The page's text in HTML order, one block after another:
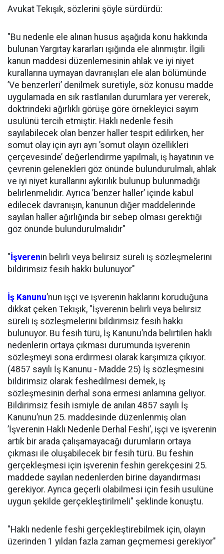
Avukat Tekışık, sözlerini şöyle sürdürdü:
"Bu nedenle ele alınan husus aşağıda konu hakkında
bulunan Yargıtay kararları ışığında ele alınmıştır. İlgili
kanun maddesi düzenlemesinin ahlak ve iyi niyet
kurallarına uymayan davranışları ele alan bölümünde
’Ve benzerleri’ denilmek suretiyle, söz konusu madde
uygulamada en sık rastlanılan durumlara yer vererek,
doktrindeki ağırlıklı görüşe göre örnekleyici sayım
usulünü tercih etmiştir. Haklı nedenle fesih
sayılabilecek olan benzer haller tespit edilirken, her
somut olay için ayrı ayrı ’somut olayın özellikleri
çerçevesinde’ değerlendirme yapılmalı, iş hayatının ve
çevrenin gelenekleri göz önünde bulundurulmalı, ahlak
ve iyi niyet kurallarını aykırılık bulunup bulunmadığı
belirlenmelidir. Ayrıca ’benzer haller’ içinde kabul
edilecek davranışın, kanunun diğer maddelerinde
sayılan haller ağırlığında bir sebep olması gerektiği
göz önünde bulundurulmalıdır"
"İşverenin belirli veya belirsiz süreli iş sözleşmelerini
bildirimsiz fesih hakkı bulunuyor"
İş Kanunu’nun işçi ve işverenin haklarını koruduğuna
dikkat çeken Tekışık, "İşverenin belirli veya belirsiz
süreli iş sözleşmelerini bildirimsiz fesih hakkı
bulunuyor. Bu fesih türü, İş Kanunu’nda belirtilen haklı
nedenlerin ortaya çıkması durumunda işverenin
sözleşmeyi sona erdirmesi olarak karşımıza çıkıyor.
(4857 sayılı İş Kanunu - Madde 25) İş sözleşmesini
bildirimsiz olarak feshedilmesi demek, iş
sözleşmesinin derhal sona ermesi anlamına geliyor.
Bildirimsiz fesih ismiyle de anılan 4857 sayılı İş
Kanunu’nun 25. maddesinde düzenlenmiş olan
’İşverenin Haklı Nedenle Derhal Feshi’, işçi ve işverenin
artık bir arada çalışamayacağı durumların ortaya
çıkması ile oluşabilecek bir fesih türü. Bu feshin
gerçekleşmesi için işverenin feshin gerekçesini 25.
maddede sayılan nedenlerden birine dayandırması
gerekiyor. Ayrıca geçerli olabilmesi için fesih usulüne
uygun şekilde gerçekleştirilmeli" şeklinde konuştu.
"Haklı nedenle feshi gerçekleştirebilmek için, olayın
üzerinden 1 yıldan fazla zaman geçmemesi gerekiyor"